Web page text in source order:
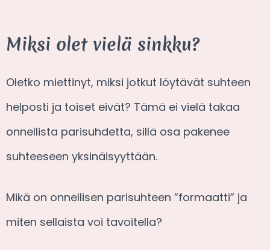
Miksi olet vielä sinkku?
Oletko miettinyt, miksi jotkut löytävät suhteen
helposti ja toiset eivät? Tämä ei vielä takaa
onnellista parisuhdetta, sillä osa pakenee
suhteeseen yksinäisyyttään.
Mikä on onnellisen parisuhteen ”formaatti” ja
miten sellaista voi tavoitella?